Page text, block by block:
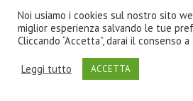
NEWS
Noi usiamo i cookies sul nostro sito
miglior esperienza salvando le tue
Cliccando “Accetta”, darai il consenso
Leggi tutto ACCETTA